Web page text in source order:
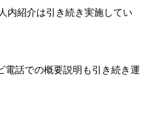
内紹介は引き続き実施してい
電話での概要説明も引き続き運